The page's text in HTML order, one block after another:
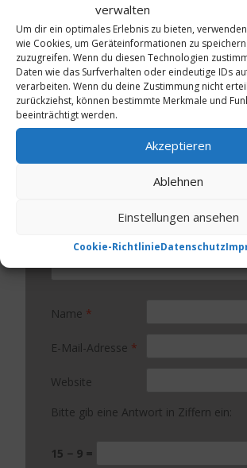
verwalten
Um dir ein optimales Erlebnis zu bieten,
wie Cookies, um Geräteinformationen zu
zuzugreifen. Wenn du diesen Technologien
Daten wie das Surfverhalten oder eindeutige IDs
verarbeiten. Wenn du deine Zustimmung nicht
zurückziehst, können bestimmte Merkmale und
beeinträchtigt werden.
Akzeptieren
Ablehnen
Einstellungen ansehen
Cookie-RichtlinieDatenschutz
Schreibe einen Kommentar
Deine E-Mail-Adresse wird nicht
Erforderliche Felder sind mit*
Name *
E-Mail-Adresse *
Website
Bitte gib eine Antwort in Ziffern ein:
15 − 9 =